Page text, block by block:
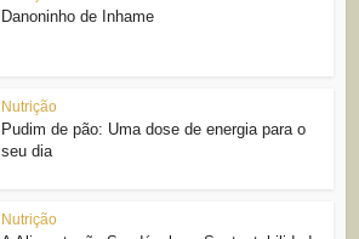
Danoninho de Inhame
Nutrição
Pudim de pão: Uma dose de energia para o
seu dia
Nutrição